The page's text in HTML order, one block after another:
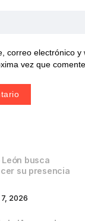
correo electrónico y
vez que comente.
León busca
su presencia
2026